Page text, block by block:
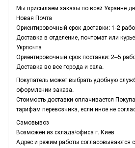
Мы присылаем заказы по всей Украине
Новая Почта
Ориентировочный срок доставки: 1-2
Доставка в отделение, почтомат или
Укрпочта
Ориентировочный срок поставки: 2–5
Доставка во все города и села.
Покупатель может выбрать удобную
оформлении заказа.
Стоимость доставки оплачивается
тарифам перевозчика, если иное не
Самовывоз
Возможен из склада/офиса г. Киев
Адрес и режим работы согласовываются